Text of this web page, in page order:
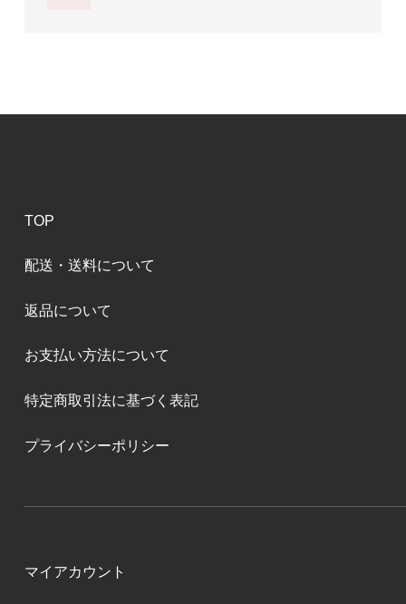
TOP
配送・送料について
返品について
お支払い方法について
特定商取引法に基づく表記
プライバシーポリシー
マイアカウント